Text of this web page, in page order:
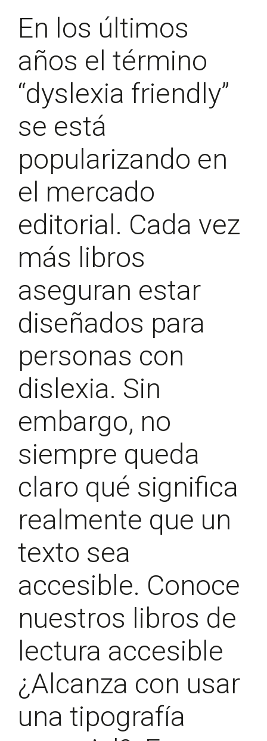
En los últimos
años el término
“dyslexia friendly”
se está
popularizando en
el mercado
editorial. Cada vez
más libros
aseguran estar
diseñados para
personas con
dislexia. Sin
embargo, no
siempre queda
claro qué significa
realmente que un
texto sea
accesible. Conoce
nuestros libros de
lectura accesible
¿Alcanza con usar
una tipografía